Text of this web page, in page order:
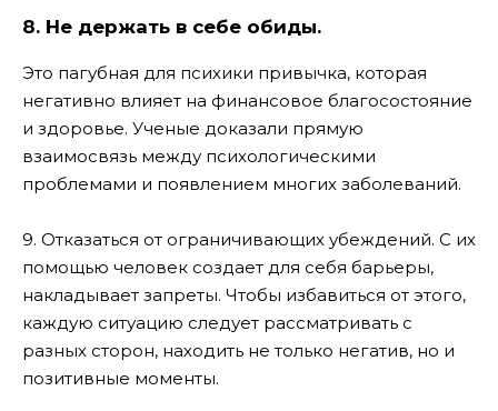
8. Не держать в себе обиды.
Это пагубная для психики привычка, которая
негативно влияет на финансовое благосостояние
и здоровье. Ученые доказали прямую
взаимосвязь между психологическими
проблемами и появлением многих заболеваний.
9. Отказаться от ограничивающих убеждений. С их
помощью человек создает для себя барьеры,
накладывает запреты. Чтобы избавиться от этого,
каждую ситуацию следует рассматривать с
разных сторон, находить не только негатив, но и
позитивные моменты.